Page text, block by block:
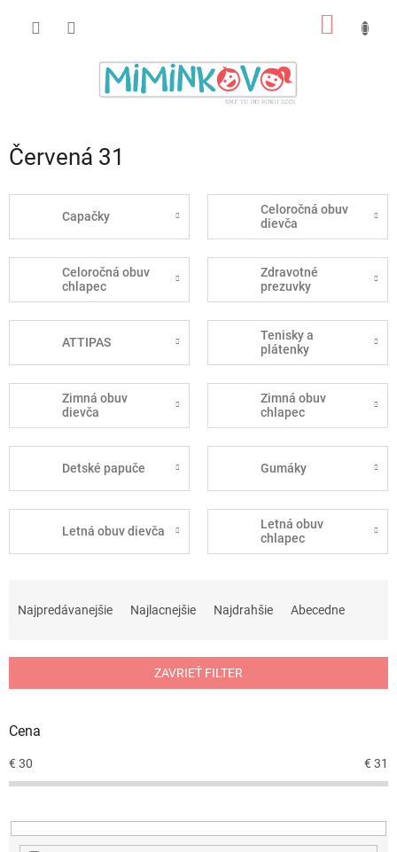
Červená 31
Capačky
Celoročná obuv
dievča
Celoročná obuv
chlapec
Zdravotné
prezuvky
ATTIPAS
Tenisky a
plátenky
Zimná obuv
dievča
Zimná obuv
chlapec
Detské papuče Gumáky
Letná obuv dievča
Letná obuv
chlapec
i
p
o
d
k
t
Najpredávanejšie Najlacnejšie Najdrahšie Abecedne
ZAVRIEŤ FILTER
Cena
€ 30 € 31